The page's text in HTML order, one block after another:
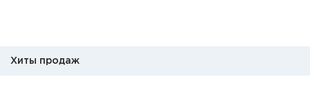
Хиты продаж